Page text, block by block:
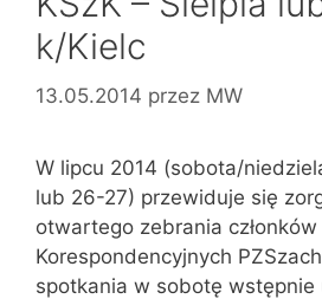
k/Kielc
13.05.2014 przez MW
W lipcu 2014 (sobota/
lub 26-27) przewiduje się
otwartego zebrania
Korespondencyjnych
spotkania w sobotę wstępnie